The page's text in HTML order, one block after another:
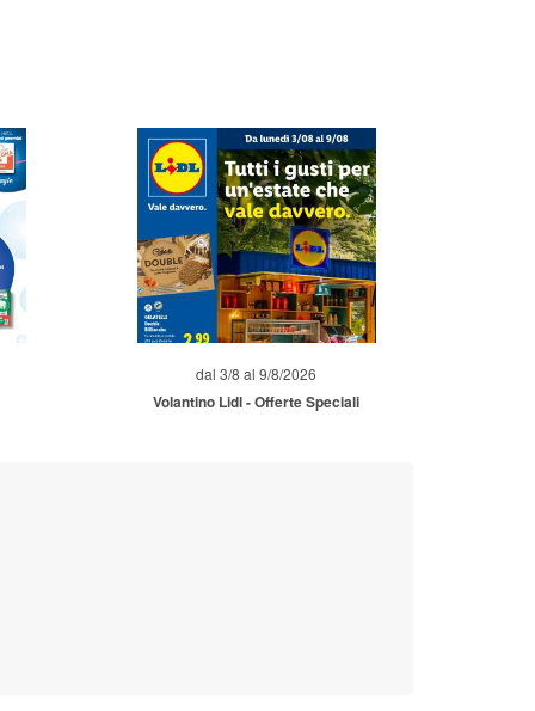
dal 3/8 al 9/8/2026
Volantino Lidl - Offerte Speciali